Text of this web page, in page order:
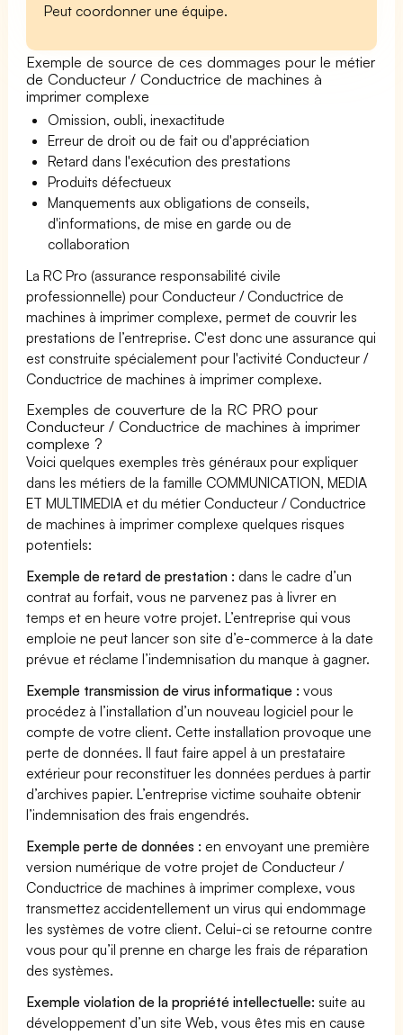
Peut coordonner une équipe.
Exemple de source de ces dommages pour le métier
de Conducteur / Conductrice de machines à
imprimer complexe
Omission, oubli, inexactitude
Erreur de droit ou de fait ou d'appréciation
Retard dans l'exécution des prestations
Produits défectueux
Manquements aux obligations de conseils,
d'informations, de mise en garde ou de
collaboration
La RC Pro (assurance responsabilité civile
professionnelle) pour Conducteur / Conductrice de
machines à imprimer complexe, permet de couvrir les
prestations de l’entreprise. C'est donc une assurance qui
est construite spécialement pour l'activité Conducteur /
Conductrice de machines à imprimer complexe.
Exemples de couverture de la RC PRO pour
Conducteur / Conductrice de machines à imprimer
complexe ?
Voici quelques exemples très généraux pour expliquer
dans les métiers de la famille COMMUNICATION, MEDIA
ET MULTIMEDIA et du métier Conducteur / Conductrice
de machines à imprimer complexe quelques risques
potentiels:
Exemple de retard de prestation : dans le cadre d’un
contrat au forfait, vous ne parvenez pas à livrer en
temps et en heure votre projet. L’entreprise qui vous
emploie ne peut lancer son site d’e-commerce à la date
prévue et réclame l’indemnisation du manque à gagner.
Exemple transmission de virus informatique : vous
procédez à l’installation d’un nouveau logiciel pour le
compte de votre client. Cette installation provoque une
perte de données. Il faut faire appel à un prestataire
extérieur pour reconstituer les données perdues à partir
d’archives papier. L’entreprise victime souhaite obtenir
l’indemnisation des frais engendrés.
Exemple perte de données : en envoyant une première
version numérique de votre projet de Conducteur /
Conductrice de machines à imprimer complexe, vous
transmettez accidentellement un virus qui endommage
les systèmes de votre client. Celui-ci se retourne contre
vous pour qu’il prenne en charge les frais de réparation
des systèmes.
Exemple violation de la propriété intellectuelle: suite au
développement d’un site Web, vous êtes mis en cause